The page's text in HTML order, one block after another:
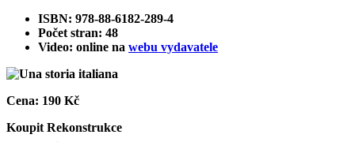
ISBN: 978-88-6182-289-4
Počet stran: 48
Video: online na webu vydavatele
Cena: 190 Kč
Koupit Rekonstrukce